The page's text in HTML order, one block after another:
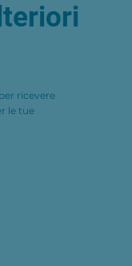
ricevere
le tue